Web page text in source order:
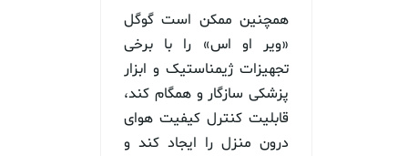
همچنین ممکن است گوگل
«ویر او اس» را با برخی
تجهیزات ژیمناستیک و ابزار
پزشکی سازگار و همگام کند،
قابلیت کنترل کیفیت هوای
درون منزل را ایجاد کند و